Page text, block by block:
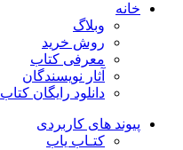
خانه
وبلاگ
روش خرید
معرفی کتاب
آثار نویسندگان
دانلود رایگان کتاب
پیوند های کاربردی
کتـاب یاب